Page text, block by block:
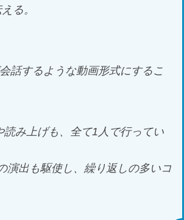
る。
話するような動画形式にするこ
み上げも、全て1人で行ってい
演出も駆使し、繰り返しの多いコ